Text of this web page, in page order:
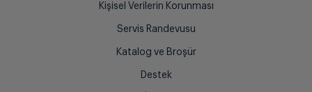
Kişisel Verilerin Korunması
Servis Randevusu
Katalog ve Broşür
Destek